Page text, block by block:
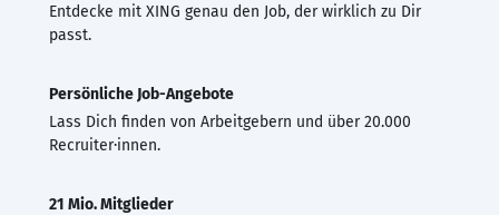
Entdecke mit XING genau den Job, der wirklich zu Dir
passt.
Persönliche Job-Angebote
Lass Dich finden von Arbeitgebern und über 20.000
Recruiter·innen.
21 Mio. Mitglieder